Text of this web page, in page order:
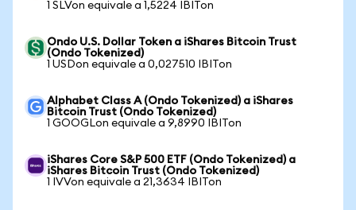
1 SLVon equivale a 1,5224 IBITon
Ondo U.S. Dollar Token a iShares Bitcoin Trust
(Ondo Tokenized)
1 USDon equivale a 0,027510 IBITon
Alphabet Class A (Ondo Tokenized) a iShares
Bitcoin Trust (Ondo Tokenized)
1 GOOGLon equivale a 9,8990 IBITon
iShares Core S&P 500 ETF (Ondo Tokenized) a
iShares Bitcoin Trust (Ondo Tokenized)
1 IVVon equivale a 21,3634 IBITon